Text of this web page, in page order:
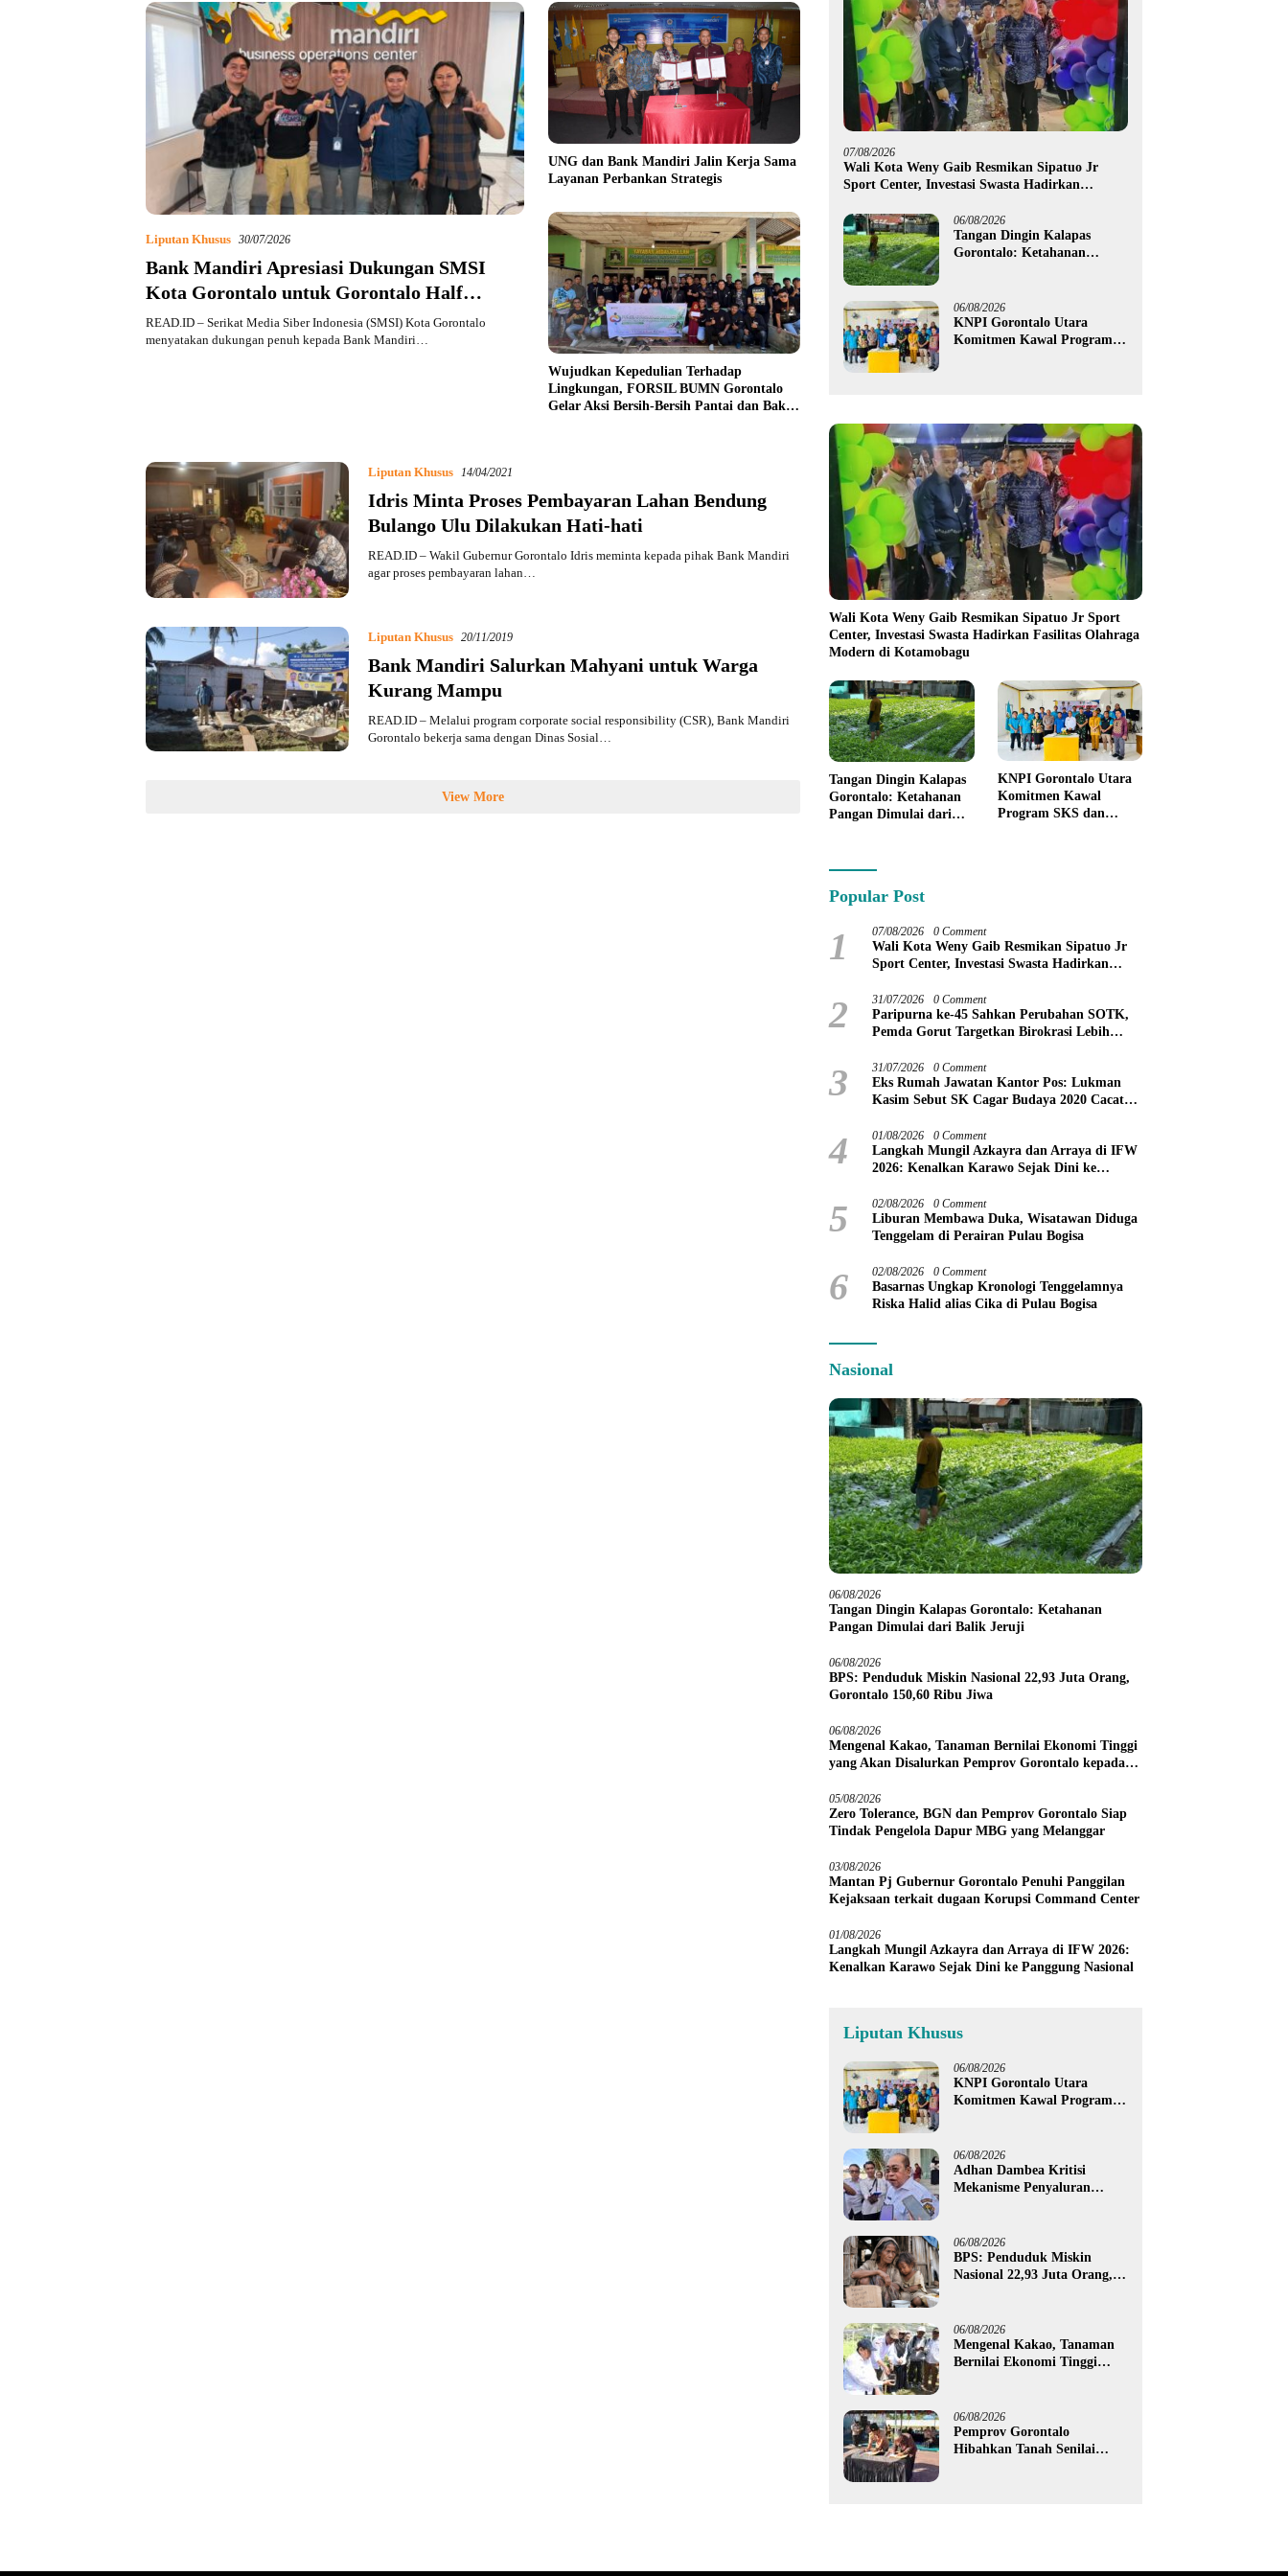
Liputan Khusus 30/07/2026
Bank Mandiri Apresiasi Dukungan SMSI
Kota Gorontalo untuk Gorontalo Half
Marathon 2026
READ.ID – Serikat Media Siber Indonesia (SMSI) Kota Gorontalo
menyatakan dukungan penuh kepada Bank Mandiri…
UNG dan Bank Mandiri Jalin Kerja Sama
Layanan Perbankan Strategis
Wujudkan Kepedulian Terhadap
Lingkungan, FORSIL BUMN Gorontalo
Gelar Aksi Bersih-Bersih Pantai dan Bakti
Liputan Khusus 14/04/2021
Idris Minta Proses Pembayaran Lahan Bendung
Bulango Ulu Dilakukan Hati-hati
READ.ID – Wakil Gubernur Gorontalo Idris meminta kepada pihak Bank Mandiri
agar proses pembayaran lahan…
Liputan Khusus 20/11/2019
Bank Mandiri Salurkan Mahyani untuk Warga
Kurang Mampu
READ.ID – Melalui program corporate social responsibility (CSR), Bank Mandiri
Gorontalo bekerja sama dengan Dinas Sosial…
View More
07/08/2026
Wali Kota Weny Gaib Resmikan Sipatuo Jr
Sport Center, Investasi Swasta Hadirkan
06/08/2026
Tangan Dingin Kalapas
Gorontalo: Ketahanan
06/08/2026
KNPI Gorontalo Utara
Komitmen Kawal Program
Wali Kota Weny Gaib Resmikan Sipatuo Jr Sport
Center, Investasi Swasta Hadirkan Fasilitas Olahraga
Modern di Kotamobagu
Tangan Dingin Kalapas
Gorontalo: Ketahanan
Pangan Dimulai dari
KNPI Gorontalo Utara
Komitmen Kawal
Program SKS dan
Popular Post
1 07/08/2026 0 Comment
Wali Kota Weny Gaib Resmikan Sipatuo Jr
Sport Center, Investasi Swasta Hadirkan
2 31/07/2026 0 Comment
Paripurna ke-45 Sahkan Perubahan SOTK,
Pemda Gorut Targetkan Birokrasi Lebih
3 31/07/2026 0 Comment
Eks Rumah Jawatan Kantor Pos: Lukman
Kasim Sebut SK Cagar Budaya 2020 Cacat
4 01/08/2026 0 Comment
Langkah Mungil Azkayra dan Arraya di IFW
2026: Kenalkan Karawo Sejak Dini ke
5 02/08/2026 0 Comment
Liburan Membawa Duka, Wisatawan Diduga
Tenggelam di Perairan Pulau Bogisa
6 02/08/2026 0 Comment
Basarnas Ungkap Kronologi Tenggelamnya
Riska Halid alias Cika di Pulau Bogisa
Nasional
06/08/2026
Tangan Dingin Kalapas Gorontalo: Ketahanan
Pangan Dimulai dari Balik Jeruji
06/08/2026
BPS: Penduduk Miskin Nasional 22,93 Juta Orang,
Gorontalo 150,60 Ribu Jiwa
06/08/2026
Mengenal Kakao, Tanaman Bernilai Ekonomi Tinggi
yang Akan Disalurkan Pemprov Gorontalo kepada
05/08/2026
Zero Tolerance, BGN dan Pemprov Gorontalo Siap
Tindak Pengelola Dapur MBG yang Melanggar
03/08/2026
Mantan Pj Gubernur Gorontalo Penuhi Panggilan
Kejaksaan terkait dugaan Korupsi Command Center
01/08/2026
Langkah Mungil Azkayra dan Arraya di IFW 2026:
Kenalkan Karawo Sejak Dini ke Panggung Nasional
Liputan Khusus
06/08/2026
KNPI Gorontalo Utara
Komitmen Kawal Program
06/08/2026
Adhan Dambea Kritisi
Mekanisme Penyaluran
06/08/2026
BPS: Penduduk Miskin
Nasional 22,93 Juta Orang,
06/08/2026
Mengenal Kakao, Tanaman
Bernilai Ekonomi Tinggi
Petani Boalemo
06/08/2026
Pemprov Gorontalo
Hibahkan Tanah Senilai